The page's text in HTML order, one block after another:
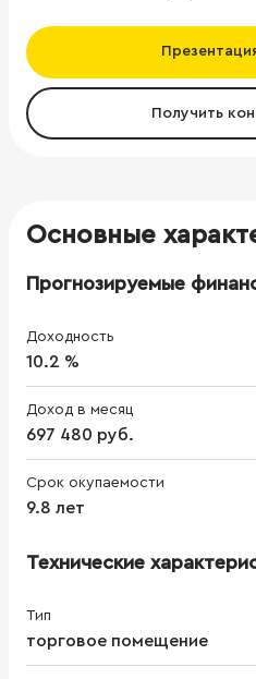
Получить
Основные
Прогнозируемые
Доходность
10.2 %
Доход в месяц
697 480 руб.
Срок окупаемости
9.8 лет
Технические
Тип
торговое помещение